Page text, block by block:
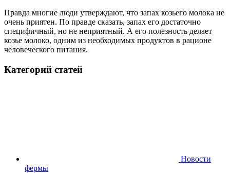
Правда многие люди утверждают, что запах козьего молока не
очень приятен. По правде сказать, запах его достаточно
специфичный, но не неприятный. А его полезность делает
козье молоко, одним из необходимых продуктов в рационе
человеческого питания.
Категорий статей
Новости
фермы